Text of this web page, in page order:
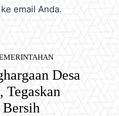
email Anda.
Desa
Tegaskan